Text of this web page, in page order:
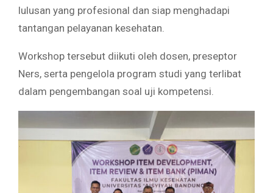
lulusan yang profesional dan siap menghadapi
tantangan pelayanan kesehatan.
Workshop tersebut diikuti oleh dosen, preseptor
Ners, serta pengelola program studi yang terlibat
dalam pengembangan soal uji kompetensi.